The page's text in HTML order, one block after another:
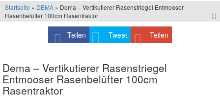
Startseite » DEMA » Dema – Vertikutierer Rasenstriegel Entmooser
Rasenbelüfter 100cm Rasentraktor
Teilen Tweet Teilen
Dema – Vertikutierer Rasenstriegel
Entmooser Rasenbelüfter 100cm
Rasentraktor